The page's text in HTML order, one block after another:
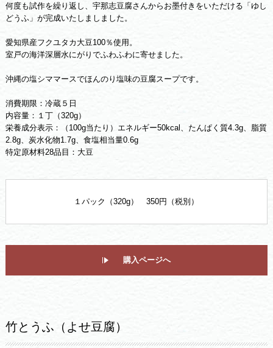
何度も試作を繰り返し、宇那志豆腐さんからお墨付きをいただける「ゆし
どうふ」が完成いたしましました。
愛知県産フクユタカ大豆100％使用。
室戸の海洋深層水にがりでふわふわに寄せました。
沖縄の塩シママースでほんのり塩味の豆腐スープです。
消費期限：冷蔵５日
内容量：１丁（320g）
栄養成分表示：（100g当たり）エネルギー50kcal、たんぱく質4.3g、脂質
2.8g、炭水化物1.7g、食塩相当量0.6g
特定原材料28品目：大豆
１パック（320g） 350円（税別）
購入ページへ
竹とうふ（よせ豆腐）